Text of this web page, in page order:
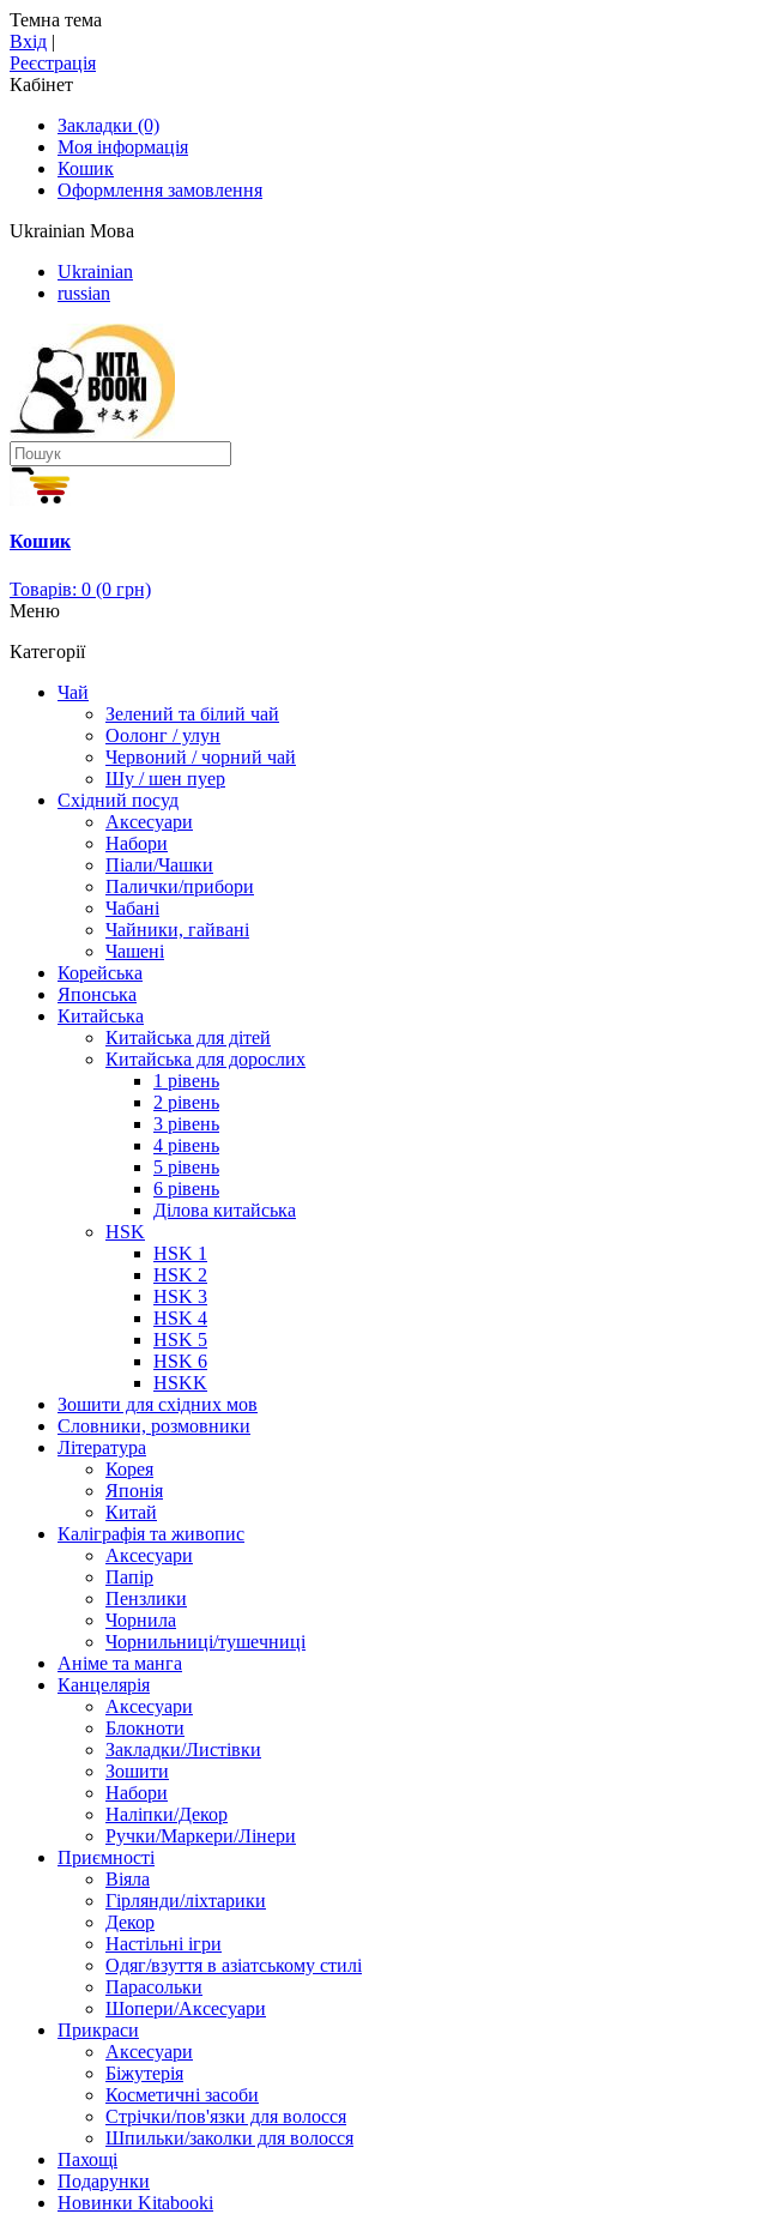
Темна тема
Вхід |
Реєстрація
Кабінет
Закладки (0)
Моя інформація
Кошик
Оформлення замовлення
Ukrainian Мова
Ukrainian
russian
Кошик
Товарів: 0 (0 грн)
Меню
Категорії
Чай
Зелений та білий чай
Оолонг / улун
Червоний / чорний чай
Шу / шен пуер
Східний посуд
Аксесуари
Набори
Піали/Чашки
Палички/прибори
Чабані
Чайники, гайвані
Чашені
Корейська
Японська
Китайська
Китайська для дітей
Китайська для дорослих
1 рівень
2 рівень
3 рівень
4 рівень
5 рівень
6 рівень
Ділова китайська
HSK
HSK 1
HSK 2
HSK 3
HSK 4
HSK 5
HSK 6
HSKK
Зошити для східних мов
Словники, розмовники
Література
Корея
Японія
Китай
Каліграфія та живопис
Аксесуари
Папір
Пензлики
Чорнила
Чорнильниці/тушечниці
Аніме та манга
Канцелярія
Аксесуари
Блокноти
Закладки/Листівки
Зошити
Набори
Наліпки/Декор
Ручки/Маркери/Лінери
Приємності
Віяла
Гірлянди/ліхтарики
Декор
Настільні ігри
Одяг/взуття в азіатському стилі
Парасольки
Шопери/Аксесуари
Прикраси
Аксесуари
Біжутерія
Косметичні засоби
Стрічки/пов'язки для волосся
Шпильки/заколки для волосся
Пахощі
Подарунки
Новинки Kitabooki